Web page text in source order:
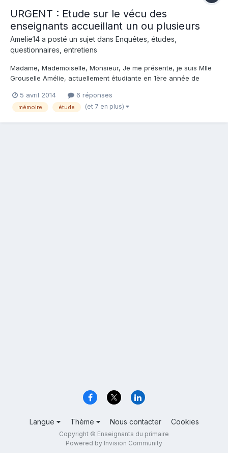
URGENT : Etude sur le vécu des
enseignants accueillant un ou plusieurs
Amelie14 a posté un sujet dans Enquêtes, études,
questionnaires, entretiens
Madame, Mademoiselle, Monsieur, Je me présente, je suis Mlle
Grouselle Amélie, actuellement étudiante en 1ère année de
Dans le cadre de mon Travail d'Etudes et de Recherche (TER), je
m'intéresse au vécu des enseignants accueillant...
5 avril 2014 6 réponses
mémoire étude (et 7 en plus)
Langue Thème Nous contacter Cookies
Copyright © Enseignants du primaire
Powered by Invision Community